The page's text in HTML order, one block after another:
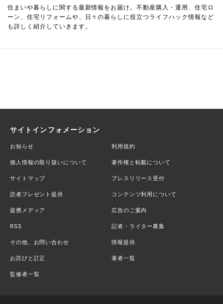
住まいや暮らしに関する最新情報をお届け。不動産購入・運用、住宅ロ
ーン、住宅リフォームや、日々の暮らしに役立つライフハック情報など
も詳しく紹介していきます。
サイトインフォメーション
お知らせ 利用規約
個人情報の取り扱いについて 著作権と転載について
サイトマップ プレスリリース受付
読者プレゼント提供 コンテンツ利用について
提携メディア 広告のご案内
RSS 記者・ライター募集
その他、お問い合わせ 情報提供
お詫びと訂正 著者一覧
監修者一覧